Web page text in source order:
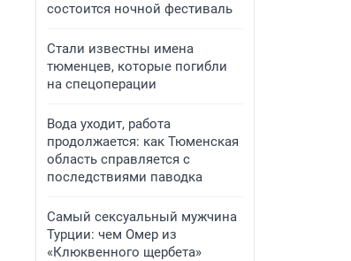
состоится ночной фестиваль
Стали известны имена
тюменцев, которые погибли
на спецоперации
Вода уходит, работа
продолжается: как Тюменская
область справляется с
последствиями паводка
Самый сексуальный мужчина
Турции: чем Омер из
«Клюквенного щербета»